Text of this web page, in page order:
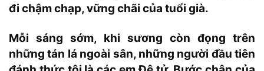
đi chậm chạp, vững chãi của tuổi già.
Mỗi sáng sớm, khi sương còn đọng trên
những tán lá ngoài sân, những người đầu tiên